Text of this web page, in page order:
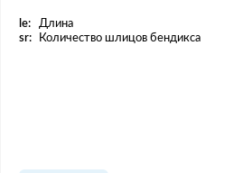
le: Длина
sr:
Количество шлицов бендикса